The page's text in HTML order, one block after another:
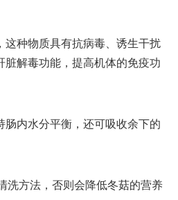
种物质具有抗病毒、诱生干扰
解毒功能，提高机体的免疫功
内水分平衡，还可吸收余下的
方法，否则会降低冬菇的营养